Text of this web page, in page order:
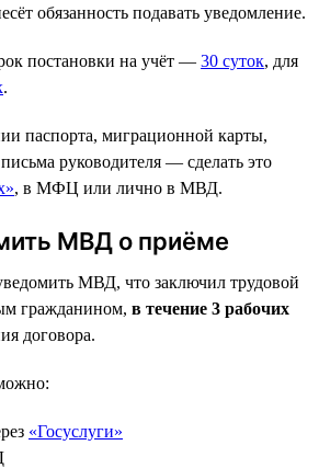
обязанность подавать уведомление.
постановки на учёт — 30 суток, для
.
паспорта, миграционной карты,
руководителя — сделать это
, в МФЦ или лично в МВД.
МВД о приёме
МВД, что заключил трудовой
гражданином, в течение 3 рабочих
договора.
«Госуслуги»